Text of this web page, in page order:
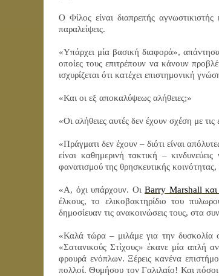
Ο Φίλος είναι διαπρεπής
παραλείψεις.
«Υπάρχει μία βασική διαφορά»,
οποίες τους επιτρέπουν να κάνουν
ισχυρίζεται ότι κατέχει επιστημονική
«Και οι εξ αποκαλύψεως αλήθειες;»
«Οι αλήθειες αυτές δεν έχουν σχέση με
«Πράγματι δεν έχουν – διότι είναι
είναι καθημερινή τακτική –
φανατισμού της θρησκευτικής
«Α, όχι υπάρχουν. ΟιBarry Marshall και
έλκους, το ελικοβακτηρίδιο του
δημοσίευαν τις ανακοινώσεις τους, στα
«Καλά τώρα – μιλάμε για την
«Σατανικούς Στίχους» έκανε μία απλή
φρουρά ενόπλων. Ξέρεις κανένα
πολλοί. Θυμήσου τον Γαλιλαίο! Και